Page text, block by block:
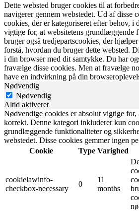
Dette websted bruger cookies til at
navigerer gennem webstedet. Ud af disse
cookies, der er kategoriseret efter behov, i
vigtige for, at websitetens grundlæggende
bruger også tredjepartscookies, der
forstå, hvordan du bruger dette websted.
i din browser med dit samtykke. Du har
fravælge disse cookies. Men at fravælge
have en indvirkning på din
Nødvendig
Nødvendig
Altid aktiveret
Nødvendige cookies er absolut vigtige for,
korrekt. Denne kategori inkluderer kun
grundlæggende funktionaliteter og
webstedet. Disse cookies gemmer ingen
Cookie
Type Varighed
cookielawinfo-
checkbox-necessary
0
11
months